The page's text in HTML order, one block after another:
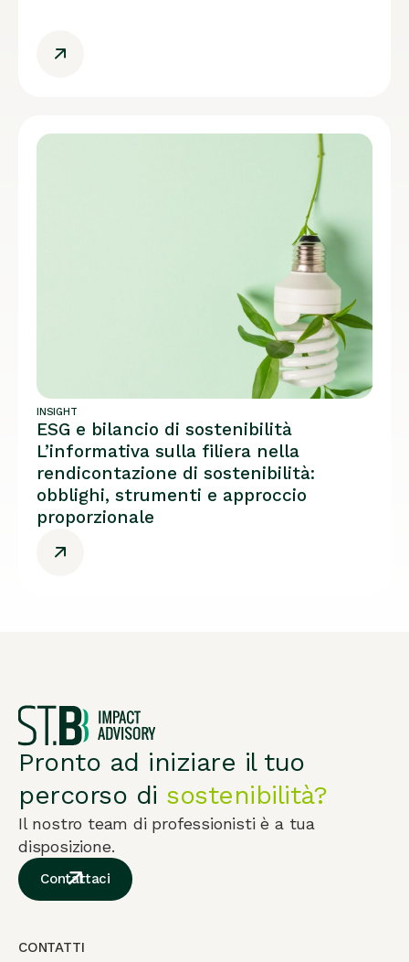
INSIGHT
ESG e bilancio di sostenibilità
L’informativa sulla filiera nella
rendicontazione di sostenibilità:
obblighi, strumenti e approccio
proporzionale
Pronto ad iniziare il tuo
percorso di sostenibilità?
Il nostro team di professionisti è a tua
disposizione.
Contattaci
CONTATTI